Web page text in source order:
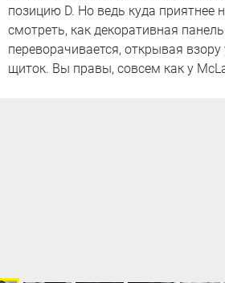
позицию D. Но ведь куда приятнее
смотреть, как декоративная
переворачивается, открывая
щиток. Вы правы, совсем как у